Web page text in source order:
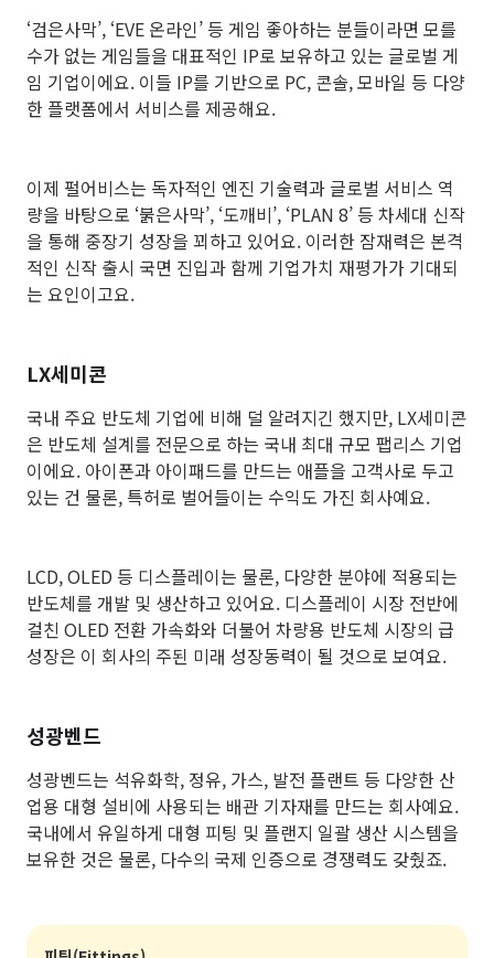
‘검은사막’, ‘EVE 온라인’ 등 게임 좋아하는 분들이라면 모를
수가 없는 게임들을 대표적인 IP로 보유하고 있는 글로벌 게
임 기업이에요. 이들 IP를 기반으로 PC, 콘솔, 모바일 등 다양
한 플랫폼에서 서비스를 제공해요.
이제 펄어비스는 독자적인 엔진 기술력과 글로벌 서비스 역
량을 바탕으로 ‘붉은사막’, ‘도깨비’, ‘PLAN 8’ 등 차세대 신작
을 통해 중장기 성장을 꾀하고 있어요. 이러한 잠재력은 본격
적인 신작 출시 국면 진입과 함께 기업가치 재평가가 기대되
는 요인이고요.
LX세미콘
국내 주요 반도체 기업에 비해 덜 알려지긴 했지만, LX세미콘
은 반도체 설계를 전문으로 하는 국내 최대 규모 팹리스 기업
이에요. 아이폰과 아이패드를 만드는 애플을 고객사로 두고
있는 건 물론, 특허로 벌어들이는 수익도 가진 회사예요.
LCD, OLED 등 디스플레이는 물론, 다양한 분야에 적용되는
반도체를 개발 및 생산하고 있어요. 디스플레이 시장 전반에
걸친 OLED 전환 가속화와 더불어 차량용 반도체 시장의 급
성장은 이 회사의 주된 미래 성장동력이 될 것으로 보여요.
성광벤드
성광벤드는 석유화학, 정유, 가스, 발전 플랜트 등 다양한 산
업용 대형 설비에 사용되는 배관 기자재를 만드는 회사예요.
국내에서 유일하게 대형 피팅 및 플랜지 일괄 생산 시스템을
보유한 것은 물론, 다수의 국제 인증으로 경쟁력도 갖췄죠.